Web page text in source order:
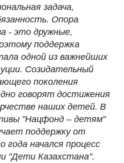
задача,
Опора
- это дружные,
поддержка
одной из важнейших
Созидательный
поколения
говорят достижения
наших детей. В
"Нацфонд – детям"
поддержку от
года начался процесс
"Дети Казахстана".